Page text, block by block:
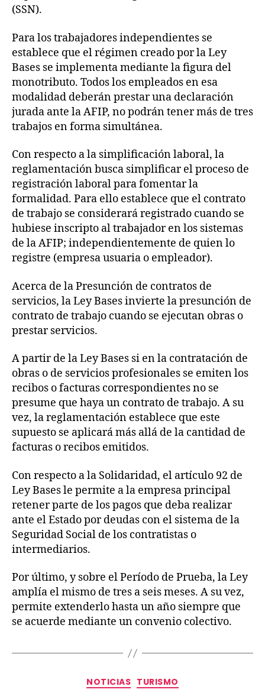
(SSN).
Para los trabajadores independientes se
establece que el régimen creado por la Ley
Bases se implementa mediante la figura del
monotributo. Todos los empleados en esa
modalidad deberán prestar una declaración
jurada ante la AFIP, no podrán tener más de tres
trabajos en forma simultánea.
Con respecto a la simplificación laboral, la
reglamentación busca simplificar el proceso de
registración laboral para fomentar la
formalidad. Para ello establece que el contrato
de trabajo se considerará registrado cuando se
hubiese inscripto al trabajador en los sistemas
de la AFIP; independientemente de quien lo
registre (empresa usuaria o empleador).
Acerca de la Presunción de contratos de
servicios, la Ley Bases invierte la presunción de
contrato de trabajo cuando se ejecutan obras o
prestar servicios.
A partir de la Ley Bases si en la contratación de
obras o de servicios profesionales se emiten los
recibos o facturas correspondientes no se
presume que haya un contrato de trabajo. A su
vez, la reglamentación establece que este
supuesto se aplicará más allá de la cantidad de
facturas o recibos emitidos.
Con respecto a la Solidaridad, el artículo 92 de
Ley Bases le permite a la empresa principal
retener parte de los pagos que deba realizar
ante el Estado por deudas con el sistema de la
Seguridad Social de los contratistas o
intermediarios.
Por último, y sobre el Período de Prueba, la Ley
amplía el mismo de tres a seis meses. A su vez,
permite extenderlo hasta un año siempre que
se acuerde mediante un convenio colectivo.
NOTICIAS TURISMO